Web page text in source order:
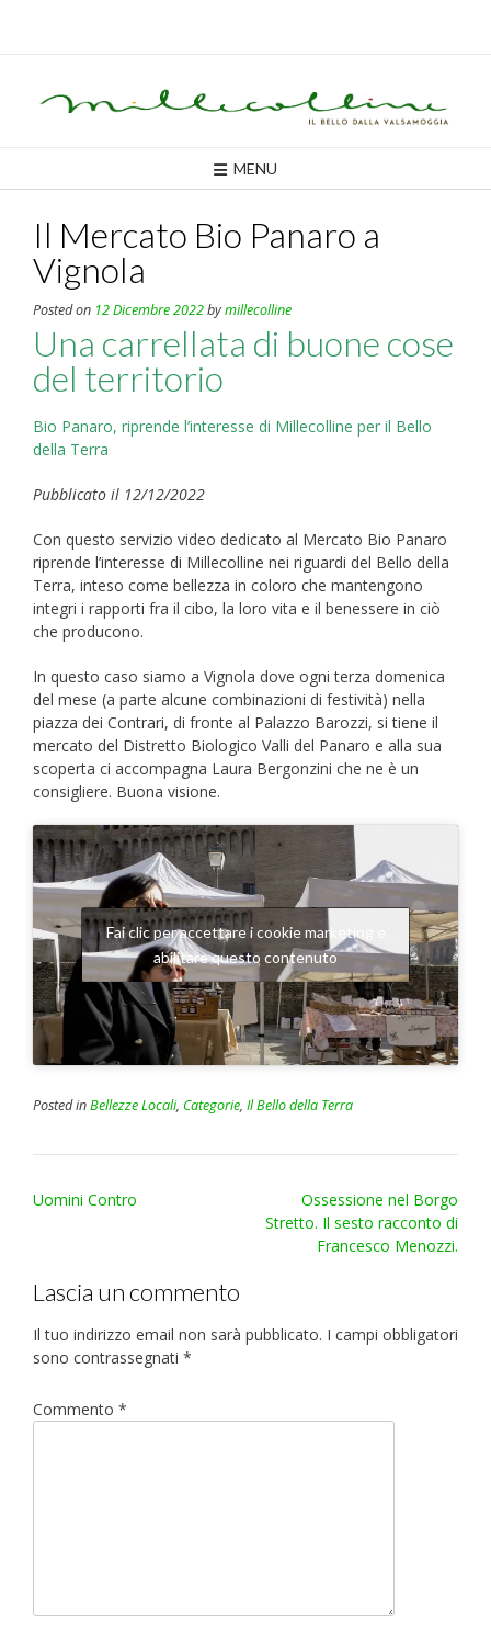
MENU
Il Mercato Bio Panaro a
Vignola
Posted on 12 Dicembre 2022bymillecolline
Una carrellata di buone cose
del territorio
Bio Panaro, riprende l’interesse di Millecolline per il Bello
della Terra
Pubblicato il 12/12/2022
Con questo servizio video dedicato al Mercato Bio Panaro
riprende l’interesse di Millecolline nei riguardi del Bello della
Terra, inteso come bellezza in coloro che mantengono
integri i rapporti fra il cibo, la loro vita e il benessere in ciò
che producono.
In questo caso siamo a Vignola dove ogni terza domenica
del mese (a parte alcune combinazioni di festività) nella
piazza dei Contrari, di fronte al Palazzo Barozzi, si tiene il
mercato del Distretto Biologico Valli del Panaro e alla sua
scoperta ci accompagna Laura Bergonzini che ne è un
consigliere. Buona visione.
Fai clic per accettare i cookie marketing e
abilitare questo contenuto
Posted inBellezze Locali, Categorie, Il Bello della Terra
Post
Uomini Contro
Ossessione nel Borgo
Stretto. Il sesto racconto di
Francesco Menozzi.
Lascia un commento
Il tuo indirizzo email non sarà pubblicato. I campi obbligatori
sono contrassegnati *
Commento *